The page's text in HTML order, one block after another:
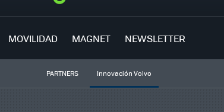
MOVILIDAD MAGNET NEWSLETTER
PARTNERS Innovación Volvo